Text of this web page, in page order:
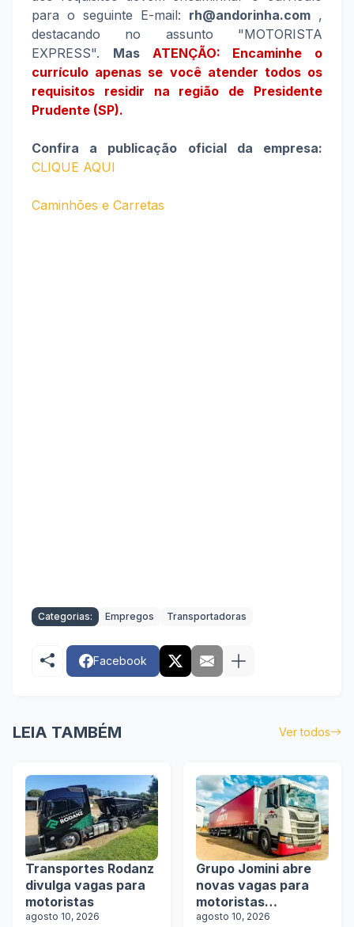
para o seguinte E-mail: rh@andorinha.com ,
destacando no assunto "MOTORISTA
EXPRESS". Mas ATENÇÃO: Encaminhe o
currículo apenas se você atender todos os
requisitos residir na região de Presidente
Prudente (SP).
Confira a publicação oficial da empresa:
CLIQUE AQUI
Caminhões e Carretas
Categorias: Empregos Transportadoras
Facebook
LEIA TAMBÉM Ver todos
Transportes Rodanz
divulga vagas para
motoristas
agosto 10, 2026
Grupo Jomini abre
novas vagas para
motoristas
categoria D e E
agosto 10, 2026